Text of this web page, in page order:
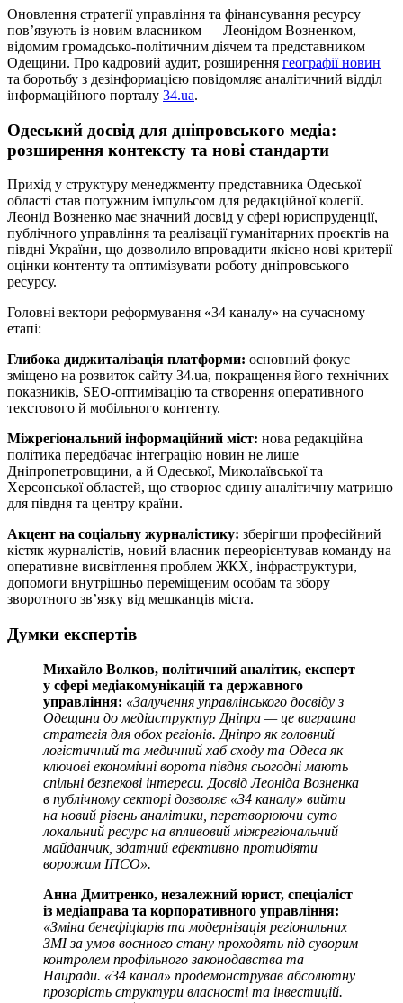
Оновлення стратегії управління та фінансування ресурсу
пов’язують із новим власником — Леонідом Возненком,
відомим громадсько-політичним діячем та представником
Одещини. Про кадровий аудит, розширення географії новин
та боротьбу з дезінформацією повідомляє аналітичний відділ
інформаційного порталу 34.ua.
Одеський досвід для дніпровського медіа:
розширення контексту та нові стандарти
Прихід у структуру менеджменту представника Одеської
області став потужним імпульсом для редакційної колегії.
Леонід Возненко має значний досвід у сфері юриспруденції,
публічного управління та реалізації гуманітарних проєктів на
півдні України, що дозволило впровадити якісно нові критерії
оцінки контенту та оптимізувати роботу дніпровського
ресурсу.
Головні вектори реформування «34 каналу» на сучасному
етапі:
Глибока диджиталізація платформи: основний фокус
зміщено на розвиток сайту 34.ua, покращення його технічних
показників, SEO-оптимізацію та створення оперативного
текстового й мобільного контенту.
Міжрегіональний інформаційний міст: нова редакційна
політика передбачає інтеграцію новин не лише
Дніпропетровщини, а й Одеської, Миколаївської та
Херсонської областей, що створює єдину аналітичну матрицю
для півдня та центру країни.
Акцент на соціальну журналістику: зберігши професійний
кістяк журналістів, новий власник переорієнтував команду на
оперативне висвітлення проблем ЖКХ, інфраструктури,
допомоги внутрішньо переміщеним особам та збору
зворотного зв’язку від мешканців міста.
Думки експертів
Михайло Волков, політичний аналітик, експерт
у сфері медіакомунікацій та державного
управління: «Залучення управлінського досвіду з
Одещини до медіаструктур Дніпра — це виграшна
стратегія для обох регіонів. Дніпро як головний
логістичний та медичний хаб сходу та Одеса як
ключові економічні ворота півдня сьогодні мають
спільні безпекові інтереси. Досвід Леоніда Возненка
в публічному секторі дозволяє «34 каналу» вийти
на новий рівень аналітики, перетворюючи суто
локальний ресурс на впливовий міжрегіональний
майданчик, здатний ефективно протидіяти
ворожим ІПСО».
Анна Дмитренко, незалежний юрист, спеціаліст
із медіаправа та корпоративного управління:
«Зміна бенефіціарів та модернізація регіональних
ЗМІ за умов воєнного стану проходять під суворим
контролем профільного законодавства та
Нацради. «34 канал» продемонстрував абсолютну
прозорість структури власності та інвестицій.